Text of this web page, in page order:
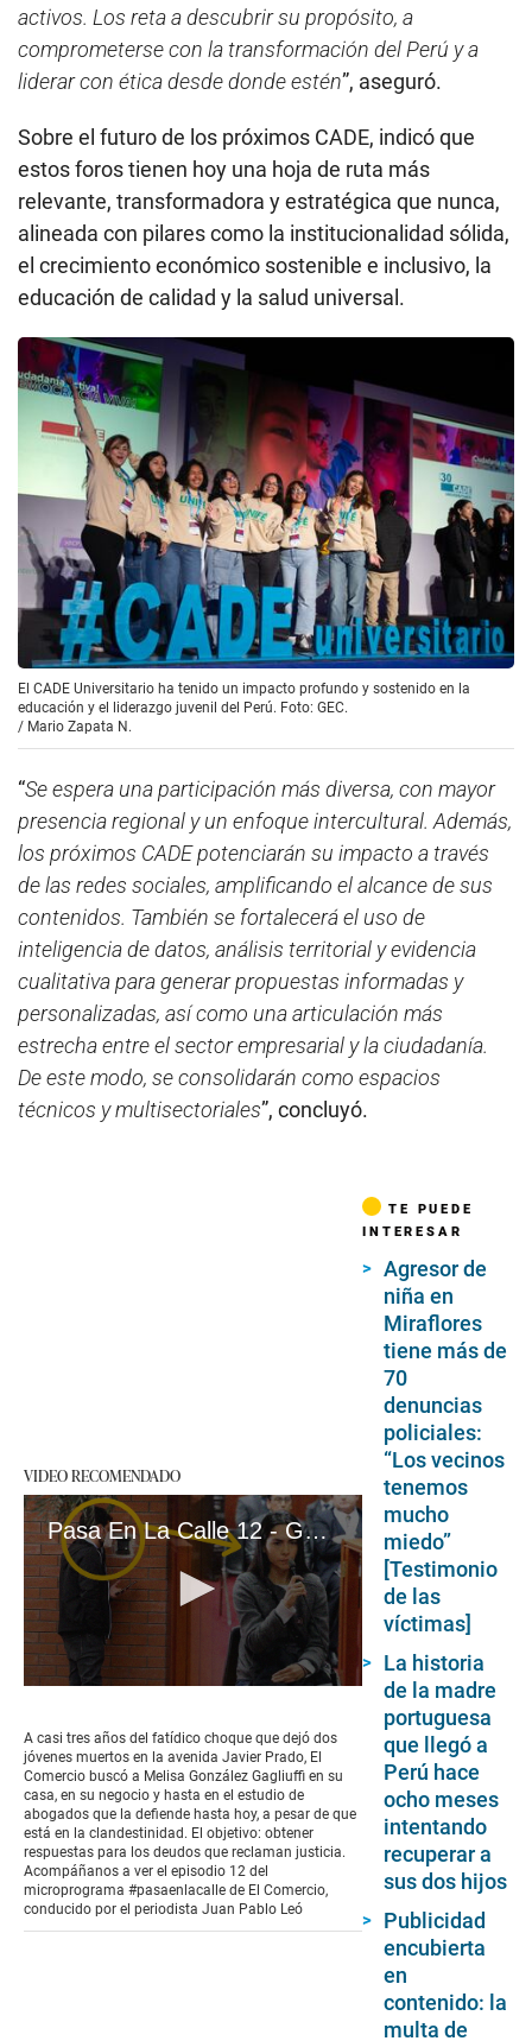
activos. Los reta a descubrir su propósito, a
comprometerse con la transformación del Perú y a
liderar con ética desde donde estén”, aseguró.
Sobre el futuro de los próximos CADE, indicó que
estos foros tienen hoy una hoja de ruta más
relevante, transformadora y estratégica que nunca,
alineada con pilares como la institucionalidad sólida,
el crecimiento económico sostenible e inclusivo, la
educación de calidad y la salud universal.
El CADE Universitario ha tenido un impacto profundo y sostenido en la
educación y el liderazgo juvenil del Perú. Foto: GEC.
/ Mario Zapata N.
“Se espera una participación más diversa, con mayor
presencia regional y un enfoque intercultural. Además,
los próximos CADE potenciarán su impacto a través
de las redes sociales, amplificando el alcance de sus
contenidos. También se fortalecerá el uso de
inteligencia de datos, análisis territorial y evidencia
cualitativa para generar propuestas informadas y
personalizadas, así como una articulación más
estrecha entre el sector empresarial y la ciudadanía.
De este modo, se consolidarán como espacios
técnicos y multisectoriales”, concluyó.
VIDEO RECOMENDADO
Pasa En La Calle 12 - González Gagliuffi: el posible paradero de la mujer prófuga que se niega a entregarse#VideosEC
of
0
seconds
A casi tres años del fatídico choque que dejó dos
jóvenes muertos en la avenida Javier Prado, El
Comercio buscó a Melisa González Gagliuffi en su
casa, en su negocio y hasta en el estudio de
abogados que la defiende hasta hoy, a pesar de que
está en la clandestinidad. El objetivo: obtener
respuestas para los deudos que reclaman justicia.
Acompáñanos a ver el episodio 12 del
microprograma #pasaenlacalle de El Comercio,
conducido por el periodista Juan Pablo Leó
TE PUEDE
INTERESAR
Agresor de
niña en
Miraflores
tiene más de
70
denuncias
policiales:
“Los vecinos
tenemos
mucho
miedo”
[Testimonio
de las
víctimas]
La historia
de la madre
portuguesa
que llegó a
Perú hace
ocho meses
intentando
recuperar a
sus dos hijos
Publicidad
encubierta
en
contenido: la
multa de